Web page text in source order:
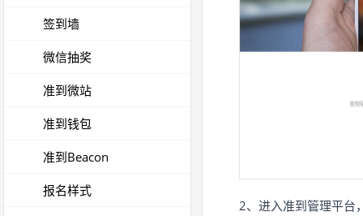
签到墙
微信抽奖
准到微站
准到钱包
准到Beacon
报名样式
2、进入准到管理平台